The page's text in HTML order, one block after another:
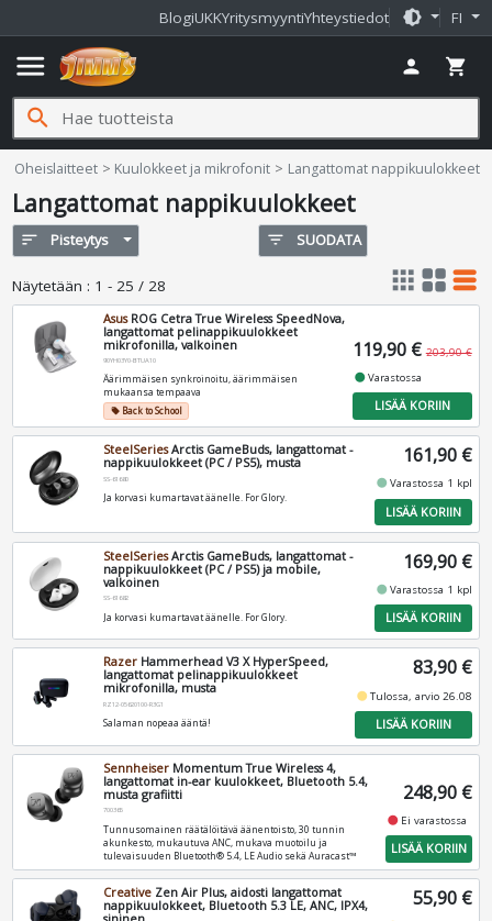
BlogiUKKYritysmyyntiYhteystiedot brightness_medium FI
menu person shopping_cart
search
Jimms.fi
Oheislaitteet Kuulokkeet ja mikrofonit Langattomat nappikuulokkeet
Langattomat nappikuulokkeet
sort Pisteytys filter_list SUODATA
Näytetään : 1 - 25 / 28 apps grid_view table_rows
AsusROG Cetra True Wireless SpeedNova,
langattomat pelinappikuulokkeet
mikrofonilla, valkoinen
90YH03Y0-BTUA10
Äärimmäisen synkroinoitu, äärimmäisen
mukaansa tempaava
local_offerBack to School
119,90 € 203,90 €
fiber_manual_recordVarastossa
LISÄÄ KORIIN
SteelSeriesArctis GameBuds, langattomat -
nappikuulokkeet (PC / PS5), musta
SS-61680
Ja korvasi kumartavat äänelle. For Glory.
161,90 €
fiber_manual_recordVarastossa 1 kpl
LISÄÄ KORIIN
SteelSeriesArctis GameBuds, langattomat -
nappikuulokkeet (PC / PS5) ja mobile,
valkoinen
SS-61682
Ja korvasi kumartavat äänelle. For Glory.
169,90 €
fiber_manual_recordVarastossa 1 kpl
LISÄÄ KORIIN
Razer Hammerhead V3 X HyperSpeed,
langattomat pelinappikuulokkeet
mikrofonilla, musta
RZ12-05620100-R3G1
Salaman nopeaa ääntä!
83,90 €
fiber_manual_recordTulossa, arvio 26.08
LISÄÄ KORIIN
Sennheiser Momentum True Wireless 4,
langattomat in-ear kuulokkeet, Bluetooth 5.4,
musta grafiitti
700365
Tunnusomainen räätälöitävä äänentoisto, 30 tunnin
akunkesto, mukautuva ANC, mukava muotoilu ja
tulevaisuuden Bluetooth® 5.4, LE Audio sekä Auracast™
248,90 €
fiber_manual_record Ei varastossa
LISÄÄ KORIIN
Creative Zen Air Plus, aidosti langattomat
nappikuulokkeet, Bluetooth 5.3 LE, ANC, IPX4,
55,90 €